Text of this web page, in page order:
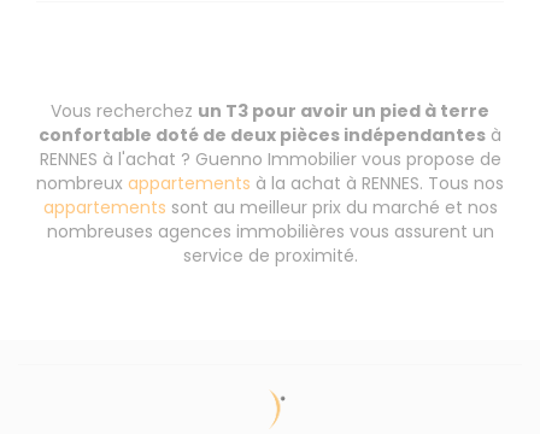
Vous recherchez un T3 pour avoir un pied à terre
confortable doté de deux pièces indépendantes à
RENNES à l'achat ? Guenno Immobilier vous propose de
nombreux appartements à la achat à RENNES. Tous nos
appartements sont au meilleur prix du marché et nos
nombreuses agences immobilières vous assurent un
service de proximité.